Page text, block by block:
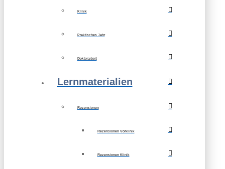
Klinik
Praktisches Jahr
Doktorarbeit
Lernmaterialien
Rezensionen
Rezensionen Vorklinik
Rezensionen Klinik